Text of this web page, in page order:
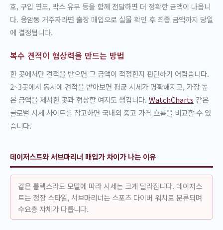
호, 구입 연도, 박스 유무 등을 함께 전달하면 더 정확한 금액이 나옵니
다. 응암동 거주자라면 출장 매입으로 실물 확인 후 최종 금액까지 당일
에 결정됩니다.
복수 견적이 협상력을 만드는 방법
한 곳에서만 견적을 받으면 그 금액이 적정한지 판단하기 어렵습니다.
2~3곳에서 동시에 견적을 받아보면 평균 시세가 명확해지고, 가장 높
은 금액을 제시한 곳과 협상할 여지도 생깁니다. WatchCharts 같은
글로벌 시세 사이트를 참고하면 국내외 중고 가격 흐름을 비교할 수 있
습니다.
데이저스트와 서브마리너 매입가 차이가 나는 이유
같은 롤렉스라도 모델에 따라 시세는 크게 달라집니다. 데이저스
트는 정장 스타일, 서브마리너는 스포츠 다이버 워치로 분류되며
수요층 자체가 다릅니다.